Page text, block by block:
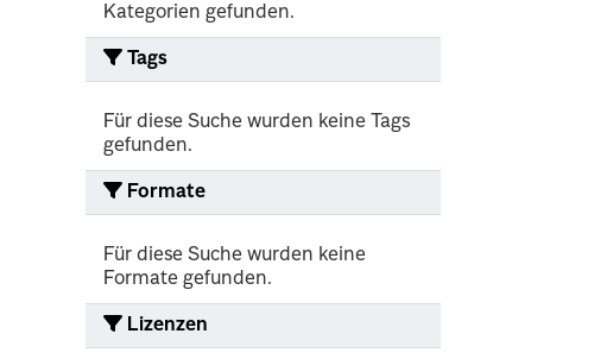
Kategorien gefunden.
Tags
Für diese Suche wurden keine Tags
gefunden.
Formate
Für diese Suche wurden keine
Formate gefunden.
Lizenzen